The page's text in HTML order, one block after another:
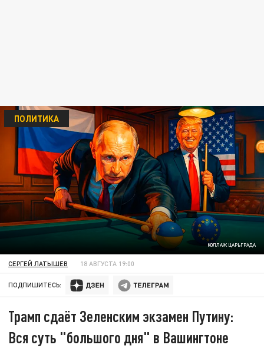
КОЛЛАЖ ЦАРЬГРАДА
ПОЛИТИКА
СЕРГЕЙ ЛАТЫШЕВ 18 АВГУСТА 19:00
ПОДПИШИТЕСЬ:
Трамп сдаёт Зеленским экзамен Путину:
Вся суть "большого дня" в Вашингтоне